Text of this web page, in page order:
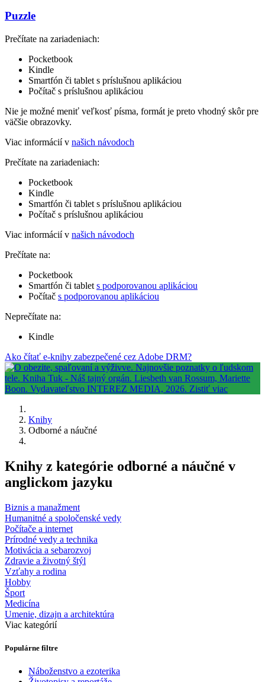
Puzzle
Prečítate na zariadeniach:
Pocketbook
Kindle
Smartfón či tablet s príslušnou aplikáciou
Počítač s príslušnou aplikáciou
Nie je možné meniť veľkosť písma, formát je preto vhodný skôr pre
väčšie obrazovky.
Viac informácií v našich návodoch
Prečítate na zariadeniach:
Pocketbook
Kindle
Smartfón či tablet s príslušnou aplikáciou
Počítač s príslušnou aplikáciou
Viac informácií v našich návodoch
Prečítate na:
Pocketbook
Smartfón či tablet s podporovanou aplikáciou
Počítač s podporovanou aplikáciou
Neprečítate na:
Kindle
Ako čítať e-knihy zabezpečené cez Adobe DRM?
Knihy
Odborné a náučné
Knihy z kategórie odborné a náučné v
anglickom jazyku
Biznis a manažment
Humanitné a spoločenské vedy
Počítače a internet
Prírodné vedy a technika
Motivácia a sebarozvoj
Zdravie a životný štýl
Vzťahy a rodina
Hobby
Šport
Medicína
Umenie, dizajn a architektúra
Viac kategórií
Populárne filtre
Náboženstvo a ezoterika